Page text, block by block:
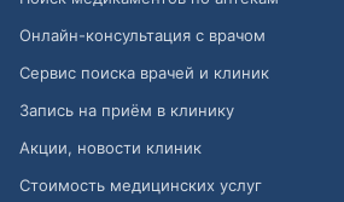
Онлайн-консультация с врачом
Сервис поиска врачей и клиник
Запись на приём в клинику
Акции, новости клиник
Стоимость медицинских услуг